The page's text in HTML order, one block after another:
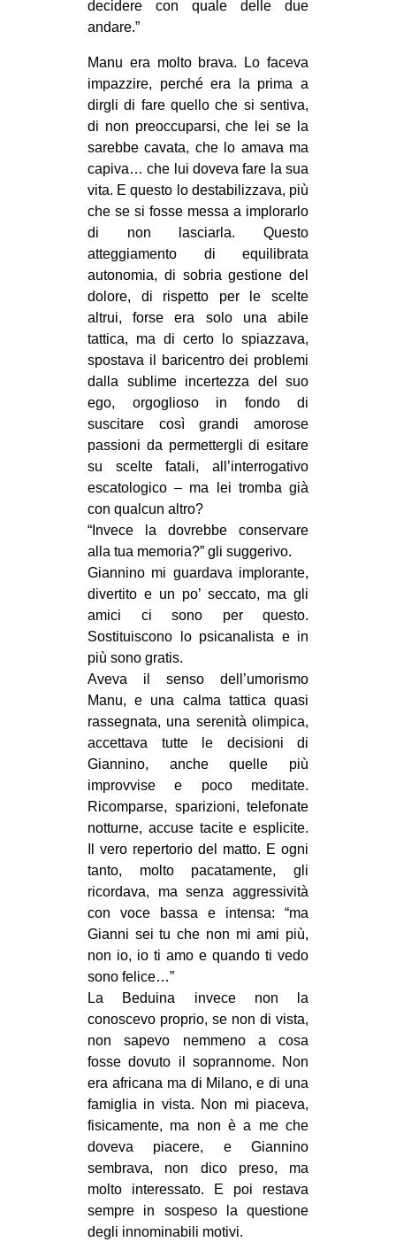
decidere con quale delle due
andare.”
Manu era molto brava. Lo faceva
impazzire, perché era la prima a
dirgli di fare quello che si sentiva,
di non preoccuparsi, che lei se la
sarebbe cavata, che lo amava ma
capiva… che lui doveva fare la sua
vita. E questo lo destabilizzava, più
che se si fosse messa a implorarlo
di non lasciarla. Questo
atteggiamento di equilibrata
autonomia, di sobria gestione del
dolore, di rispetto per le scelte
altrui, forse era solo una abile
tattica, ma di certo lo spiazzava,
spostava il baricentro dei problemi
dalla sublime incertezza del suo
ego, orgoglioso in fondo di
suscitare così grandi amorose
passioni da permettergli di esitare
su scelte fatali, all’interrogativo
escatologico – ma lei tromba già
con qualcun altro?
“Invece la dovrebbe conservare
alla tua memoria?” gli suggerivo.
Giannino mi guardava implorante,
divertito e un po’ seccato, ma gli
amici ci sono per questo.
Sostituiscono lo psicanalista e in
più sono gratis.
Aveva il senso dell’umorismo
Manu, e una calma tattica quasi
rassegnata, una serenità olimpica,
accettava tutte le decisioni di
Giannino, anche quelle più
improvvise e poco meditate.
Ricomparse, sparizioni, telefonate
notturne, accuse tacite e esplicite.
Il vero repertorio del matto. E ogni
tanto, molto pacatamente, gli
ricordava, ma senza aggressività
con voce bassa e intensa: “ma
Gianni sei tu che non mi ami più,
non io, io ti amo e quando ti vedo
sono felice…”
La Beduina invece non la
conoscevo proprio, se non di vista,
non sapevo nemmeno a cosa
fosse dovuto il soprannome. Non
era africana ma di Milano, e di una
famiglia in vista. Non mi piaceva,
fisicamente, ma non è a me che
doveva piacere, e Giannino
sembrava, non dico preso, ma
molto interessato. E poi restava
sempre in sospeso la questione
degli innominabili motivi.